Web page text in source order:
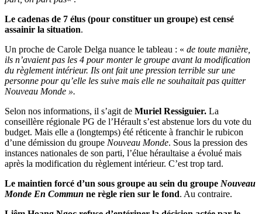
Le cadenas de 7 élus (pour constituer un groupe) est censé
assainir la situation.
Un proche de Carole Delga nuance le tableau : « de toute manière,
ils n’avaient pas les 4 pour monter le groupe avant la modification
du règlement intérieur. Ils ont fait une pression terrible sur une
personne pour qu’elle les suive mais elle ne souhaitait pas quitter
Nouveau Monde ».
Selon nos informations, il s’agit de Muriel Ressiguier. La
conseillère régionale PG de l’Hérault s’est abstenue lors du vote du
budget. Mais elle a (longtemps) été réticente à franchir le rubicon
d’une démission du groupe Nouveau Monde. Sous la pression des
instances nationales de son parti, l’élue héraultaise a évolué mais
après la modification du règlement intérieur. C’est trop tard.
Le maintien forcé d’un sous groupe au sein du groupe Nouveau
Monde En Commun ne règle rien sur le fond. Au contraire.